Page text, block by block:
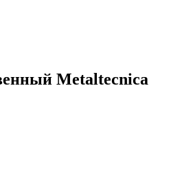
Metaltecnica